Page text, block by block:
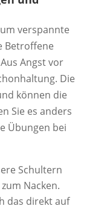
verspannte
Betroffene
Angst vor
Die
können die
Sie es anders
Übungen bei
Schultern
Nacken.
das direkt auf